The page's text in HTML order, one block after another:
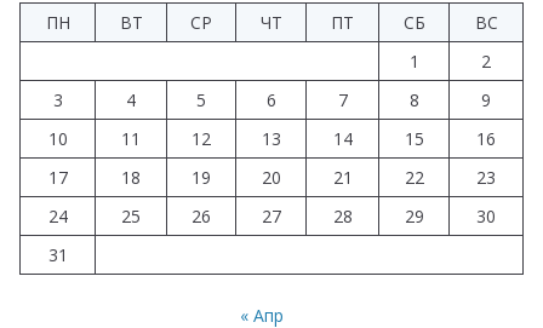
ПН
ВТ СР ЧТ ПТ СБ
ВС
1
2
3
4 5 6 7 8
9
10
11 12 13 14 15
16
17
18 19 20 21 22
23
24
25 26 27 28 29
30
31
« Апр